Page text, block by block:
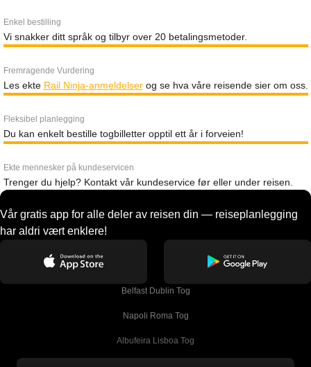
Enkel bestilling
Vi snakker ditt språk og tilbyr over 20 betalingsmetoder.
Fremragende Vurdering
Les ekte Rail Ninja-anmeldelserog se hva våre reisende sier om oss.
Fleksibel planlegging
Du kan enkelt bestille togbilletter opptil ett år i forveien!
Ekte mennesker på kundeservicen
Trenger du hjelp? Kontakt vår kundeservice før eller under reisen.
Vår gratis app for alle deler av reisen din — reiseplanlegging
har aldri vært enklere!
Belfast Dublin Tog
Napoli Roma Tog
Albufeira Lisboa Tog